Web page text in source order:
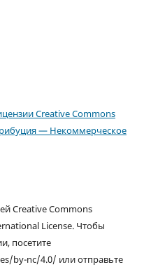
Creative Commons
— Некоммерческое
Creative Commons
License. Чтобы
посетите
by-nc/4.0/ или отправьте